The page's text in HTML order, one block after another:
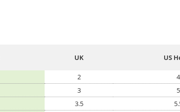
UK US
2
4
3
5
3.5